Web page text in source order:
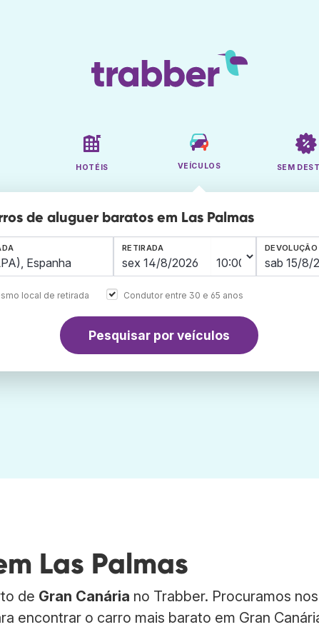
HOTÉIS VEÍCULOS SEM
de aluguer baratos em Las Palmas
RETIRADA DEVOLUÇÃO
local de retirada Condutor entre 30 e 65 anos
Pesquisar por veículos
Las Palmas
de Gran Canária no Trabber. Procuramos nos
encontrar o carro mais barato em Gran